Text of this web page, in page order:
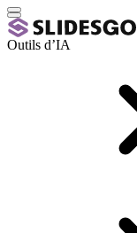
Outils d’IA